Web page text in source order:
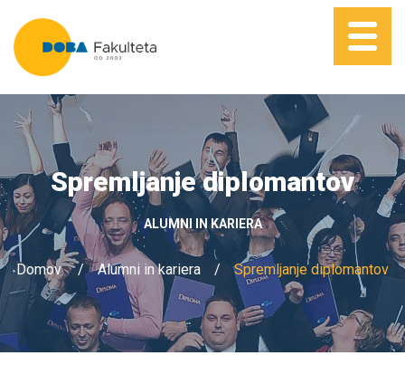
Spremljanje diplomantov
ALUMNI IN KARIERA
Domov Alumni in kariera Spremljanje diplomantov